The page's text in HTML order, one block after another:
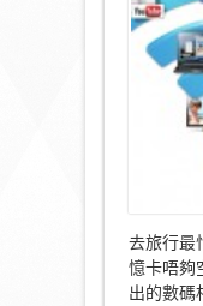
去旅行最
憶卡唔夠
出的數碼